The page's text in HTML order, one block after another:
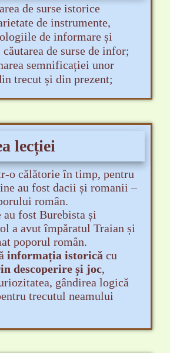
de surse istorice
de instrumente,
de informare și
de surse de infor;
semnificației unor
trecut și din prezent;
lecției
o călătorie în timp, pentru
au fost dacii și romanii –
român.
fost Burebista și
a avut împăratul Traian și
poporul român.
informația istorică cu
descoperire și joc,
gândirea logică
trecutul neamului